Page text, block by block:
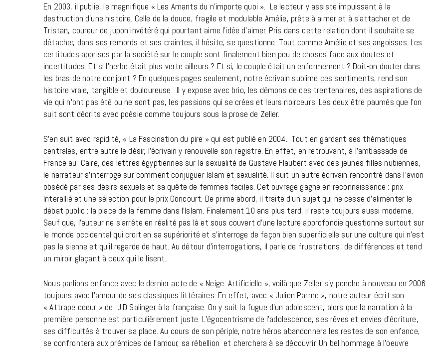
En 2003, il publie, le magnifique « Les Amants du n’importe quoi ». Le lecteur y assiste impuissant à la
destruction d’une histoire. Celle de la douce, fragile et modulable Amélie, prête à aimer et à s’attacher et de
Tristan, coureur de jupon invétéré qui pourtant aime l’idée d’aimer. Pris dans cette relation dont il souhaite se
détacher, dans ses remords et ses craintes, il hésite, se questionne. Tout comme Amélie et ses angoisses. Les
certitudes apprises par la société sur le couple sont finalement bien peu de choses face aux doutes et
incertitudes. Et si l’herbe était plus verte ailleurs ? Et si, le couple était un enfermement ? Doit-on douter dans
les bras de notre conjoint ? En quelques pages seulement, notre écrivain sublime ces sentiments, rend son
histoire vraie, tangible et douloureuse. Il y expose avec brio, les démons de ces trentenaires, des aspirations de
vie qui n’ont pas été ou ne sont pas, les passions qui se crées et leurs noirceurs. Les deux être paumés que l’on
suit sont décrits avec poésie comme toujours sous la prose de Zeller.
S’en suit avec rapidité, « La Fascination du pire » qui est publié en 2004. Tout en gardant ses thématiques
centrales, entre autre le désir, l’écrivain y renouvelle son registre. En effet, en retrouvant, à l’ambassade de
France au Caire, des lettres égyptiennes sur la sexualité de Gustave Flaubert avec des jeunes filles nubiennes,
le narrateur s’interroge sur comment conjuguer Islam et sexualité. Il suit un autre écrivain rencontré dans l’avion
obsédé par ses désirs sexuels et sa quête de femmes faciles. Cet ouvrage gagne en reconnaissance : prix
Interallié et une sélection pour le prix Goncourt. De prime abord, il traite d’un sujet qui ne cesse d’alimenter le
débat public : la place de la femme dans l’Islam. Finalement 10 ans plus tard, il reste toujours aussi moderne.
Sauf que, l’auteur ne s’arrête en réalité pas là et sous couvert d’une lecture approfondie questionne surtout sur
le monde occidental qui croit en sa supériorité et s’interroge de façon bien superficielle sur une culture qui n’est
pas la sienne et qu’il regarde de haut. Au détour d’interrogations, il parle de frustrations, de différences et tend
un miroir glaçant à ceux qui le lisent.
Nous parlions enfance avec le dernier acte de « Neige Artificielle », voilà que Zeller s’y penche à nouveau en 2006
toujours avec l’amour de ses classiques littéraires. En effet, avec « Julien Parme », notre auteur écrit son
« Attrape coeur » de J.D Salinger à la française. On y suit la fugue d’un adolescent, alors que la narration à la
première personne est particulièrement juste. L’égocentrisme de l’adolescence, ses rêves et envies d’écriture,
ses difficultés à trouver sa place. Au cours de son périple, notre héros abandonnera les restes de son enfance,
se confrontera aux prémices de l’amour, sa rébellion et cherchera à se découvrir. Un bel hommage à l’oeuvre
LIFESTYLE
Gainsbourg, toute une vie :
documentaire plus Ginsburg que
Gainsbarre à ne pas manquer sur
France 3